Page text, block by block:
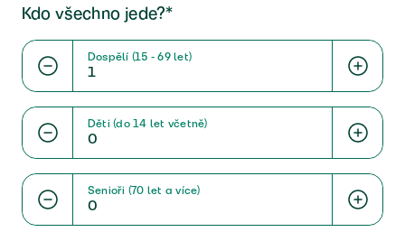
Kdo všechno jede?*
Dospělí (15 - 69 let)
Děti (do 14 let včetně)
Senioři (70 let a více)